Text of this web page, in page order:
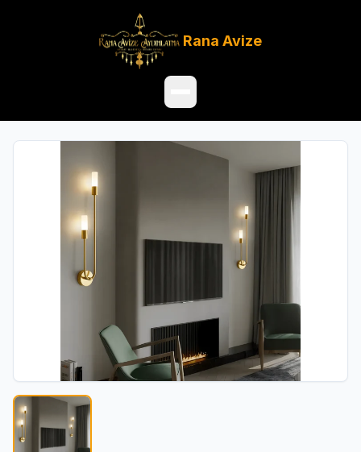
Rana Avize
Ana Sayfa
Hakkımızda
Referanslar
Satış Noktaları
İletişim